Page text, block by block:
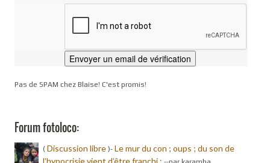
Pas de SPAM chez Blaise! C'est promis!
Forum fotoloco:
( Discussion libre )- Le mur du con ; oups ; du son de
l’hypocrisie vient d’être franchi :